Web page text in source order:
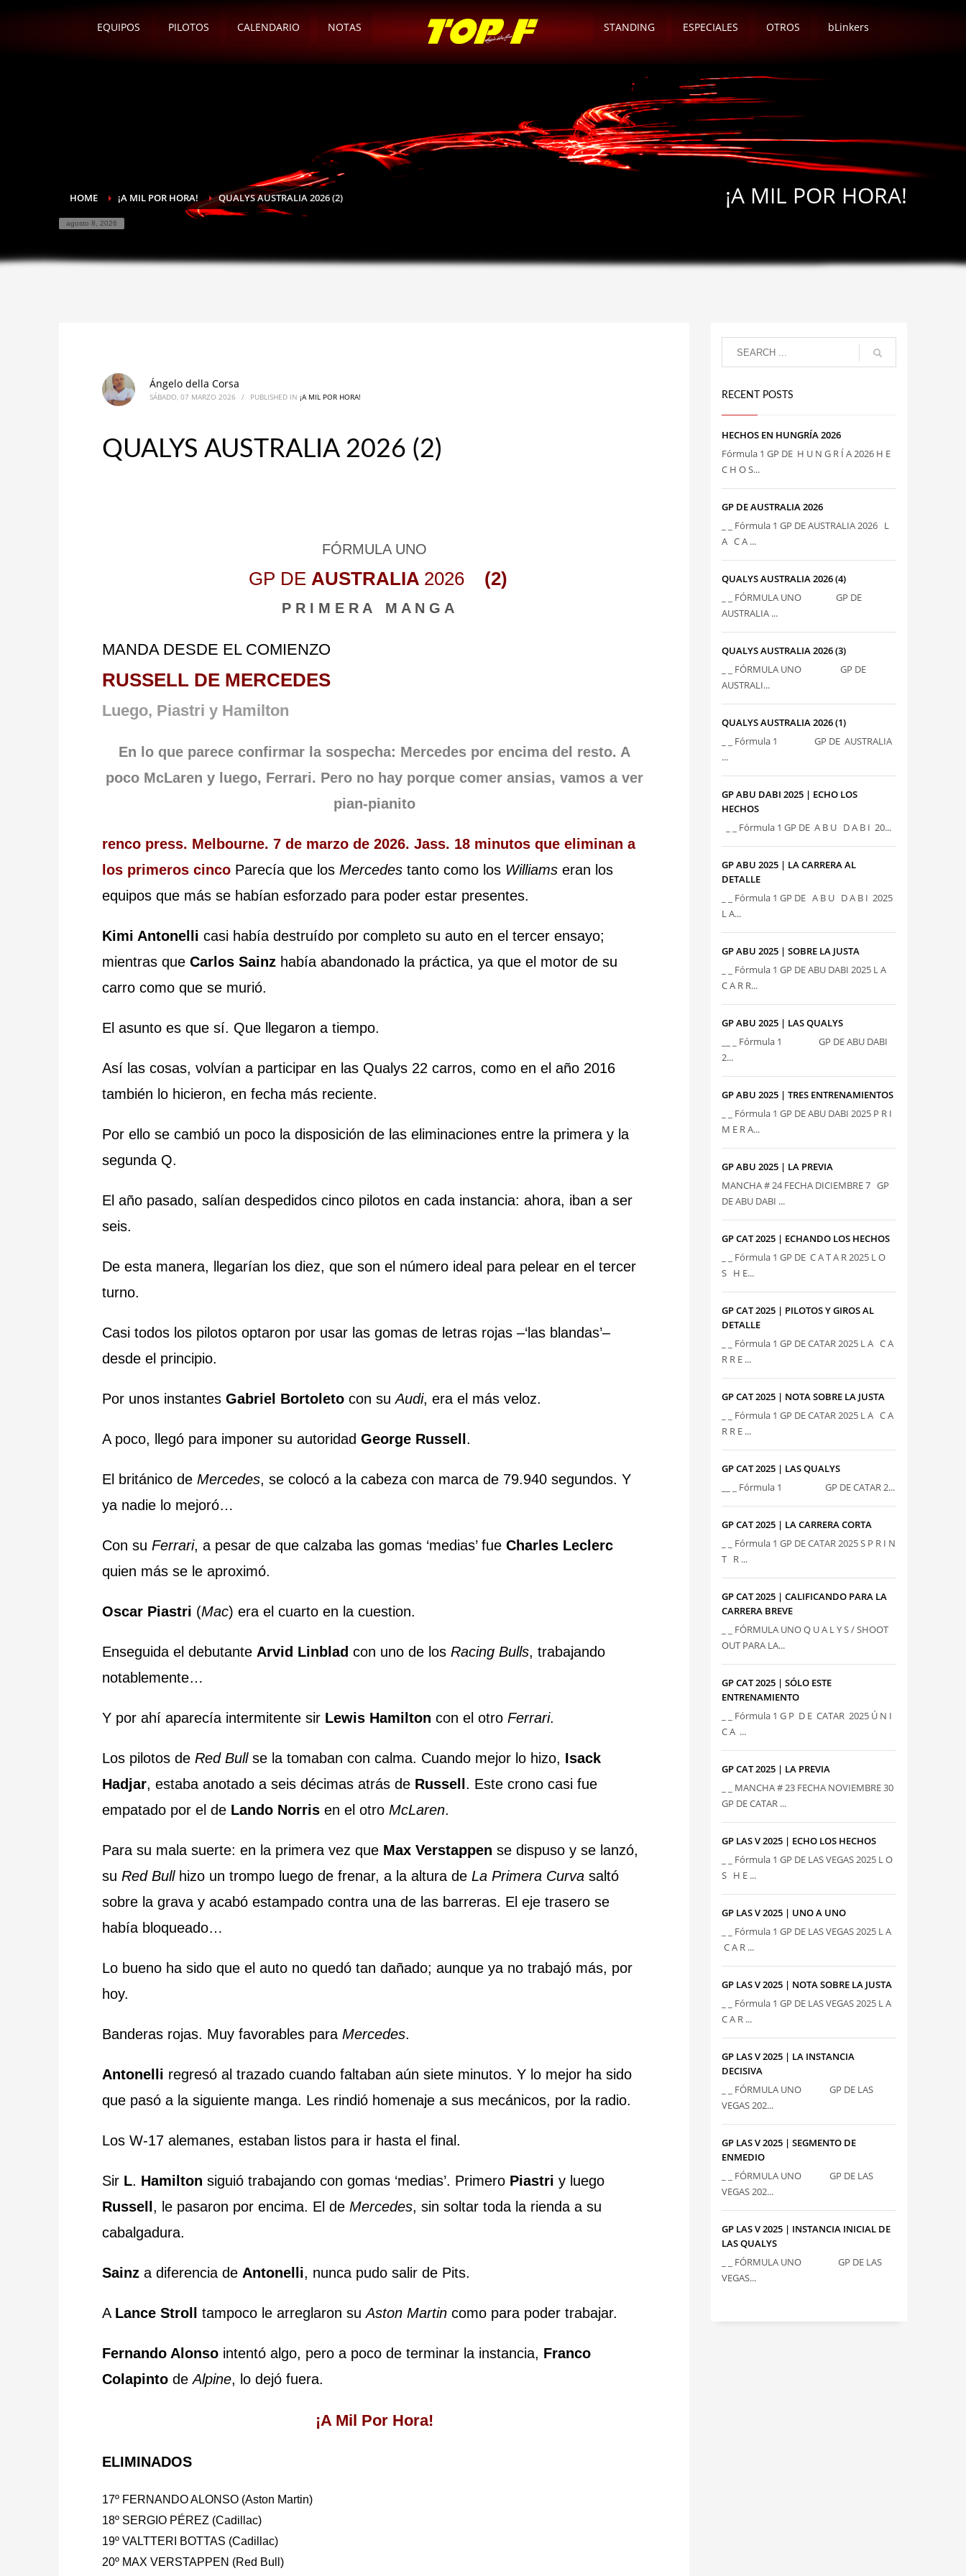
EQUIPOS PILOTOS CALENDARIO NOTAS STANDING ESPECIALES OTROS bLinkers
HOME ¡A MIL POR HORA! QUALYS AUSTRALIA 2026 (2)
agosto 8, 2026
¡A MIL POR HORA!
Ángelo della Corsa
SÁBADO, 07 MARZO 2026 / PUBLISHED IN¡A MIL POR HORA!
QUALYS AUSTRALIA 2026 (2)
FÓRMULA UNO
GP DE AUSTRALIA 2026 (2)
P R I M E R A M A N G A
MANDA DESDE EL COMIENZO
RUSSELL DE MERCEDES
Luego, Piastri y Hamilton
En lo que parece confirmar la sospecha: Mercedes por encima del resto. A
poco McLaren y luego, Ferrari. Pero no hay porque comer ansias, vamos a ver
pian-pianito
renco press. Melbourne. 7 de marzo de 2026. Jass. 18 minutos que eliminan a
los primeros cinco Parecía que losMercedes tanto como los Williams eran los
equipos que más se habían esforzado para poder estar presentes.
Kimi Antonelli casi había destruído por completo su auto en el tercer ensayo;
mientras queCarlos Sainz había abandonado la práctica, ya que el motor de su
carro como que se murió.
El asunto es que sí. Que llegaron a tiempo.
Así las cosas, volvían a participar en las Qualys 22 carros, como en el año 2016
también lo hicieron, en fecha más reciente.
Por ello se cambió un poco la disposición de las eliminaciones entre la primera y la
segunda Q.
El año pasado, salían despedidos cinco pilotos en cada instancia: ahora, iban a ser
seis.
De esta manera, llegarían los diez, que son el número ideal para pelear en el tercer
turno.
Casi todos los pilotos optaron por usar las gomas de letras rojas –‘las blandas’–
desde el principio.
Por unos instantesGabriel Bortoleto con suAudi, era el más veloz.
A poco, llegó para imponer su autoridadGeorge Russell .
El británico deMercedes, se colocó a la cabeza con marca de 79.940 segundos. Y
ya nadie lo mejoró…
Con suFerrari, a pesar de que calzaba las gomas ‘medias’ fueCharles Leclerc
quien más se le aproximó.
Oscar Piastri (Mac) era el cuarto en la cuestion.
Enseguida el debutante Arvid Linblad con uno de losRacing Bulls, trabajando
notablemente…
Y por ahí aparecía intermitente sir Lewis Hamilton con el otroFerrari.
Los pilotos deRed Bullse la tomaban con calma. Cuando mejor lo hizo, Isack
Hadjar, estaba anotado a seis décimas atrás de Russell . Este crono casi fue
empatado por el de Lando Norris en el otroMcLaren.
Para su mala suerte: en la primera vez que Max Verstappen se dispuso y se lanzó,
suRed Bullhizo un trompo luego de frenar, a la altura deLa Primera Curva saltó
sobre la grava y acabó estampado contra una de las barreras. El eje trasero se
había bloqueado…
Lo bueno ha sido que el auto no quedó tan dañado; aunque ya no trabajó más, por
hoy.
Banderas rojas. Muy favorables paraMercedes.
Antonelli regresó al trazado cuando faltaban aún siete minutos. Y lo mejor ha sido
que pasó a la siguiente manga. Les rindió homenaje a sus mecánicos, por la radio.
Los W-17 alemanes, estaban listos para ir hasta el final.
Sir L. Hamilton siguió trabajando con gomas ‘medias’. Primero Piastri y luego
Russell , le pasaron por encima. El deMercedes, sin soltar toda la rienda a su
cabalgadura.
Sainz a diferencia de Antonelli, nunca pudo salir de Pits.
A Lance Stroll tampoco le arreglaron suAston Martin como para poder trabajar.
Fernando Alonso intentó algo, pero a poco de terminar la instancia, Franco
Colapinto deAlpine, lo dejó fuera.
¡A Mil Por Hora!
ELIMINADOS
17º FERNANDO ALONSO (Aston Martin)
18º SERGIO PÉREZ (Cadillac)
19º VALTTERI BOTTAS (Cadillac)
20º MAX VERSTAPPEN (Red Bull)
RECENT POSTS
HECHOS EN HUNGRÍA 2026
Fórmula 1 GP DE H U N G R Í A 2026 H E
C H O S...
GP DE AUSTRALIA 2026
_ _ Fórmula 1 GP DE AUSTRALIA 2026 L
A C A ...
QUALYS AUSTRALIA 2026 (4)
_ _ FÓRMULA UNO GP DE
AUSTRALIA ...
QUALYS AUSTRALIA 2026 (3)
_ _ FÓRMULA UNO GP DE
AUSTRALI...
QUALYS AUSTRALIA 2026 (1)
_ _ Fórmula 1 GP DE AUSTRALIA
...
GP ABU DABI 2025 | ECHO LOS
HECHOS
_ _ Fórmula 1 GP DE A B U D A B I 20...
GP ABU 2025 | LA CARRERA AL
DETALLE
_ _ Fórmula 1 GP DE A B U D A B I 2025
L A...
GP ABU 2025 | SOBRE LA JUSTA
_ _ Fórmula 1 GP DE ABU DABI 2025 L A
C A R R...
GP ABU 2025 | LAS QUALYS
__ _ Fórmula 1 GP DE ABU DABI
2...
GP ABU 2025 | TRES ENTRENAMIENTOS
_ _ Fórmula 1 GP DE ABU DABI 2025 P R I
M E R A...
GP ABU 2025 | LA PREVIA
MANCHA # 24 FECHA DICIEMBRE 7 GP
DE ABU DABI ...
GP CAT 2025 | ECHANDO LOS HECHOS
_ _ Fórmula 1 GP DE C A T A R 2025 L O
S H E...
GP CAT 2025 | PILOTOS Y GIROS AL
DETALLE
_ _ Fórmula 1 GP DE CATAR 2025 L A C A
R R E ...
GP CAT 2025 | NOTA SOBRE LA JUSTA
_ _ Fórmula 1 GP DE CATAR 2025 L A C A
R R E ...
GP CAT 2025 | LAS QUALYS
__ _ Fórmula 1 GP DE CATAR 2...
GP CAT 2025 | LA CARRERA CORTA
_ _ Fórmula 1 GP DE CATAR 2025 S P R I N
T R ...
GP CAT 2025 | CALIFICANDO PARA LA
CARRERA BREVE
_ _ FÓRMULA UNO Q U A L Y S / SHOOT
OUT PARA LA...
GP CAT 2025 | SÓLO ESTE
ENTRENAMIENTO
_ _ Fórmula 1 G P D E CATAR 2025 Ú N I
C A ...
GP CAT 2025 | LA PREVIA
_ _ MANCHA # 23 FECHA NOVIEMBRE 30
GP DE CATAR ...
GP LAS V 2025 | ECHO LOS HECHOS
_ _ Fórmula 1 GP DE LAS VEGAS 2025 L O
S H E ...
GP LAS V 2025 | UNO A UNO
_ _ Fórmula 1 GP DE LAS VEGAS 2025 L A
C A R ...
GP LAS V 2025 | NOTA SOBRE LA JUSTA
_ _ Fórmula 1 GP DE LAS VEGAS 2025 L A
C A R ...
GP LAS V 2025 | LA INSTANCIA
DECISIVA
_ _ FÓRMULA UNO GP DE LAS
VEGAS 202...
GP LAS V 2025 | SEGMENTO DE
ENMEDIO
_ _ FÓRMULA UNO GP DE LAS
VEGAS 202...
GP LAS V 2025 | INSTANCIA INICIAL DE
LAS QUALYS
_ _ FÓRMULA UNO GP DE LAS
VEGAS...